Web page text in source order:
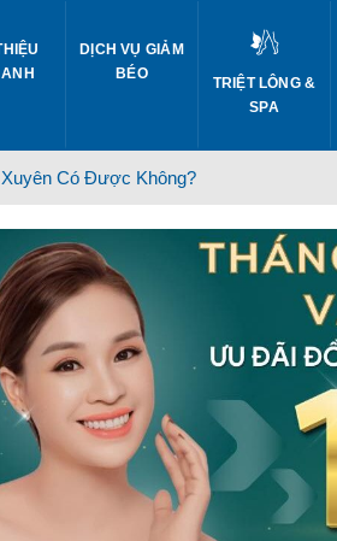
DỊCH VỤ GIẢM
BÉO
TRIỆT LÔNG &
SPA
Có Được Không?